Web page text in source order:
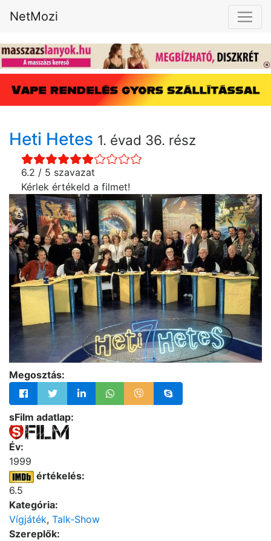
NetMozi
Heti Hetes 1. évad 36. rész
6.2 / 5 szavazat
Kérlek értékeld a filmet!
Megosztás:
sFilm adatlap:
Év:
1999
értékelés:
6.5
Kategória:
Vígjáték, Talk-Show
Szereplők: